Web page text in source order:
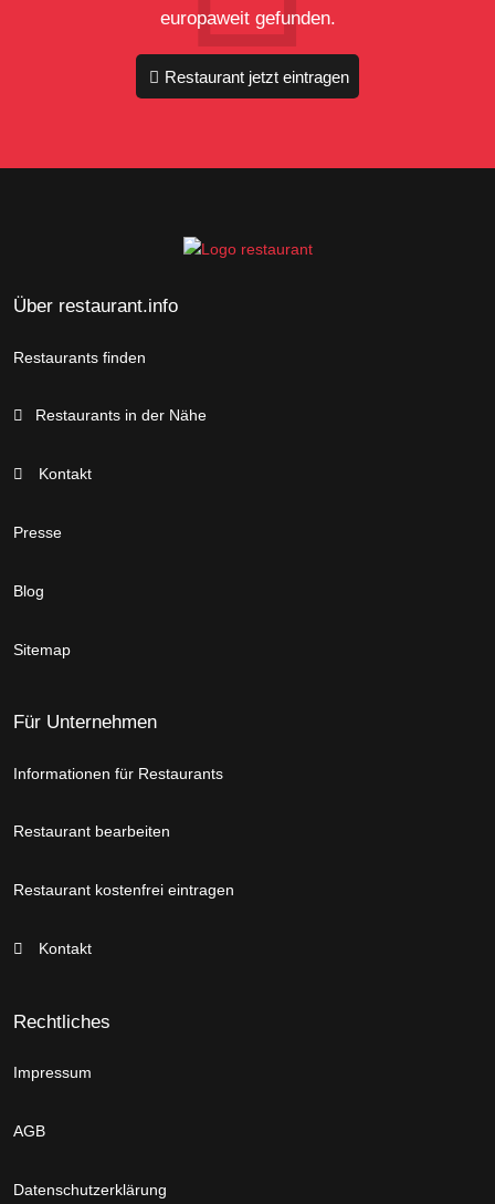
europaweit gefunden.
Restaurant jetzt eintragen
Über restaurant.info
Restaurants finden
Restaurants in der Nähe
Kontakt
Presse
Blog
Sitemap
Für Unternehmen
Informationen für Restaurants
Restaurant bearbeiten
Restaurant kostenfrei eintragen
Kontakt
Rechtliches
Impressum
AGB
Datenschutzerklärung